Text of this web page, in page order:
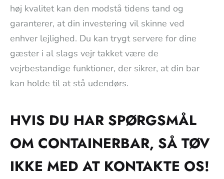
høj kvalitet kan den modstå tidens tand og
garanterer, at din investering vil skinne ved
enhver lejlighed. Du kan trygt servere for dine
gæster i al slags vejr takket være de
vejrbestandige funktioner, der sikrer, at din bar
kan holde til at stå udendørs.
HVIS DU HAR SPØRGSMÅL
OM CONTAINERBAR, SÅ TØV
IKKE MED AT KONTAKTE OS!